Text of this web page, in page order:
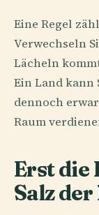
Eine Regel
Verwechseln
Lächeln
Ein Land kann
dennoch
Raum
Erst die
Salz